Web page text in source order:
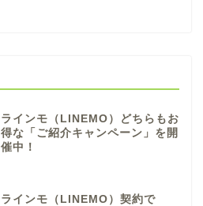
ラインモ（LINEMO）どちらもお
得な「ご紹介キャンペーン」を開
催中！
ラインモ（LINEMO）契約で